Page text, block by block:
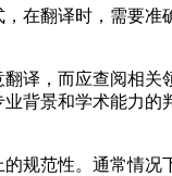
在翻译时，需要准
译，而应查阅相关
背景和学术能力的
规范性。通常情况